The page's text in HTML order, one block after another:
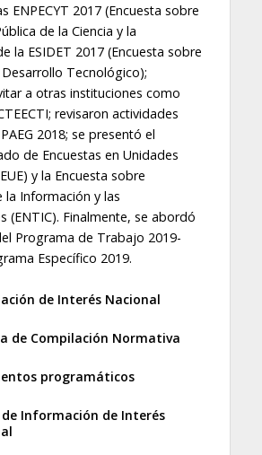
ENPECYT 2017 (Encuesta sobre
de la Ciencia y la
la ESIDET 2017 (Encuesta sobre
Tecnológico);
a otras instituciones como
revisaron actividades
2018; se presentó el
de Encuestas en Unidades
y la Encuesta sobre
la Información y las
(ENTIC). Finalmente, se abordó
Programa de Trabajo 2019-
Específico 2019.
de Interés Nacional
de Compilación Normativa
programáticos
de Información de Interés